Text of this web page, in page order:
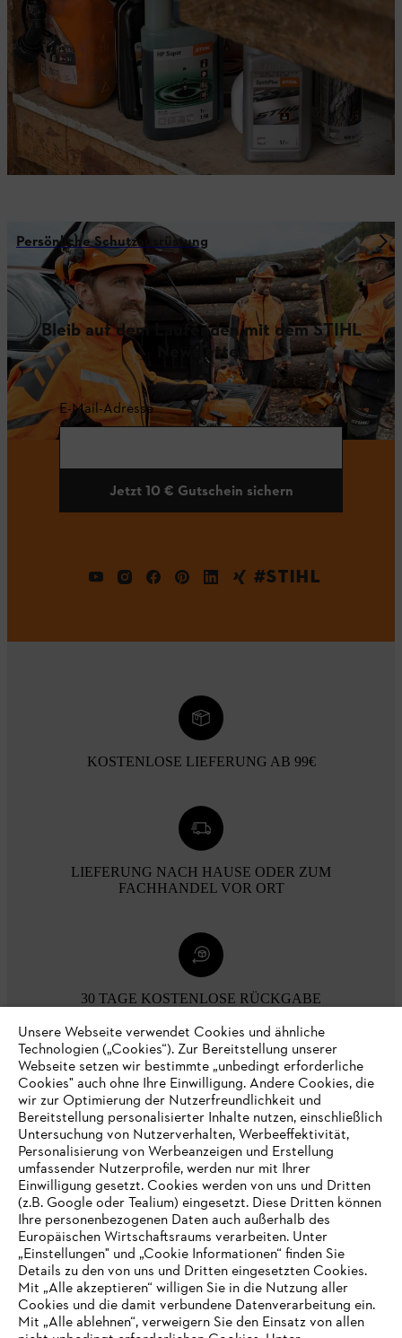
Persönliche Schutzausrüstung
Bleib auf dem Laufenden mit dem STIHL
Newsletter
E-Mail-Adresse
Jetzt 10 € Gutschein sichern
#STIHL
KOSTENLOSE LIEFERUNG AB 99€
LIEFERUNG NACH HAUSE ODER ZUM
FACHHANDEL VOR ORT
30 TAGE KOSTENLOSE RÜCKGABE
Zahlungsmöglichkeiten
Unternehmen
Online Shop
Unsere Webseite verwendet Cookies und ähnliche
Technologien („Cookies“). Zur Bereitstellung unserer
Webseite setzen wir bestimmte „unbedingt erforderliche
Cookies" auch ohne Ihre Einwilligung. Andere Cookies, die
wir zur Optimierung der Nutzerfreundlichkeit und
Bereitstellung personalisierter Inhalte nutzen, einschließlich
Untersuchung von Nutzerverhalten, Werbeeffektivität,
Personalisierung von Werbeanzeigen und Erstellung
umfassender Nutzerprofile, werden nur mit Ihrer
Einwilligung gesetzt. Cookies werden von uns und Dritten
(z.B. Google oder Tealium) eingesetzt. Diese Dritten können
Ihre personenbezogenen Daten auch außerhalb des
Europäischen Wirtschaftsraums verarbeiten. Unter
„Einstellungen" und „Cookie Informationen“ finden Sie
Details zu den von uns und Dritten eingesetzten Cookies.
Mit „Alle akzeptieren“ willigen Sie in die Nutzung aller
Cookies und die damit verbundene Datenverarbeitung ein.
Mit „Alle ablehnen“, verweigern Sie den Einsatz von allen